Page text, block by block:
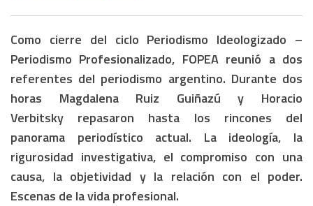
Como cierre del ciclo Periodismo Ideologizado –
Periodismo Profesionalizado, FOPEA reunió a dos
referentes del periodismo argentino. Durante dos
horas Magdalena Ruiz Guiñazú y Horacio
Verbitsky repasaron hasta los rincones del
panorama periodístico actual. La ideología, la
rigurosidad investigativa, el compromiso con una
causa, la objetividad y la relación con el poder.
Escenas de la vida profesional.